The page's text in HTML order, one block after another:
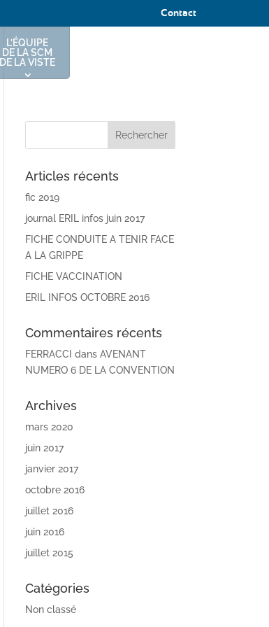
Contact
L’ÉQUIPE
DE LA SCM
DE LA VISTE
Articles récents
fic 2019
journal ERIL infos juin 2017
FICHE CONDUITE A TENIR FACE
A LA GRIPPE
FICHE VACCINATION
ERIL INFOS OCTOBRE 2016
Commentaires récents
FERRACCI dans AVENANT
NUMERO 6 DE LA CONVENTION
Archives
mars 2020
juin 2017
janvier 2017
octobre 2016
juillet 2016
juin 2016
juillet 2015
Catégories
Non classé